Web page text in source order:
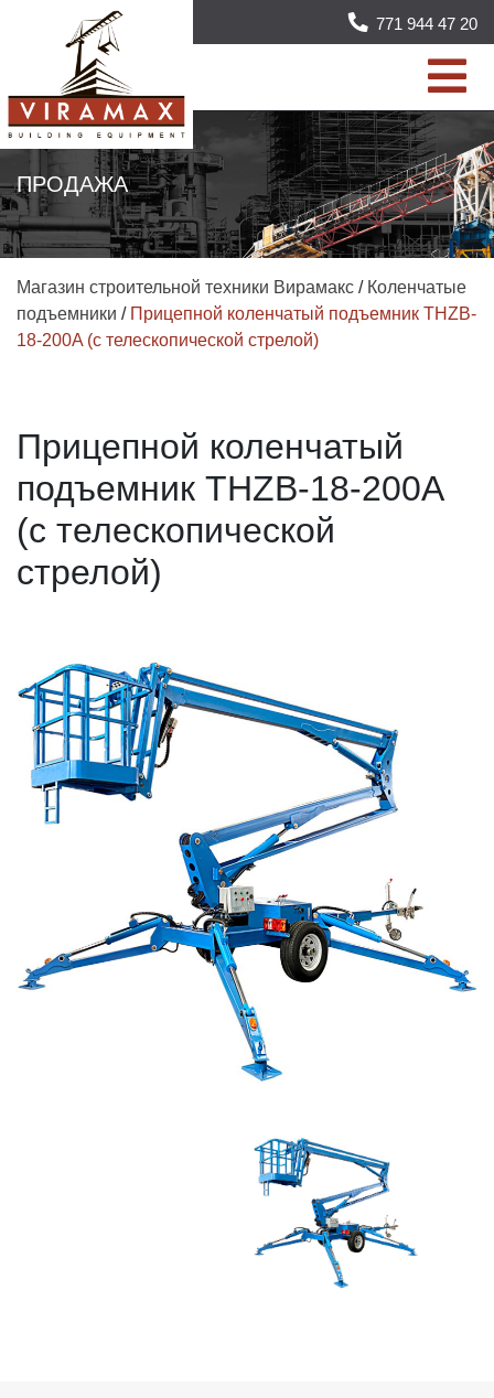
771 944 47 20
ПРОДАЖА
Магазин строительной техники Вирамакс / Коленчатые
подъемники / Прицепной коленчатый подъемник THZB-
18-200A (с телескопической стрелой)
Прицепной коленчатый
подъемник THZB-18-200A
(с телескопической
стрелой)